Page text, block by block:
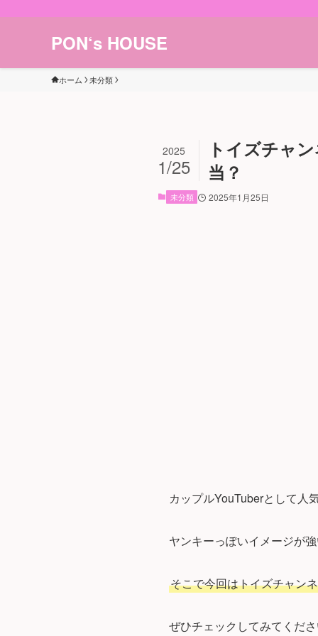
PON‘s HOUSE
ホーム 未分類
トイズチャ
当？
2025
1/25
未分類 2025年1月25日
カップルYouTuberとして人
ヤンキーっぽいイメージが
そこで今回はトイズチャン
ぜひチェックしてみてくださ